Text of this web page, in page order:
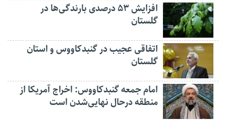
افزایش ۵۳ درصدی بارندگی‌ها در
گلستان
اتفاقی عجیب در‌ گنبدکاووس و استان
گلستان
امام جمعه گنبدکاووس: اخراج آمریکا از
منطقه درحال نهایی‌شدن است